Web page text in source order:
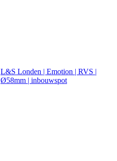
L&S Londen | Emotion | RVS |
Ø58mm | inbouwspot